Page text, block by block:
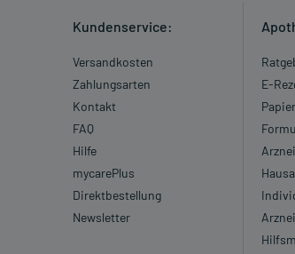
Kundenservice:
Versandkosten
Zahlungsarten
Kontakt
FAQ
Hilfe
mycarePlus
Direktbestellung
Newsletter
E-